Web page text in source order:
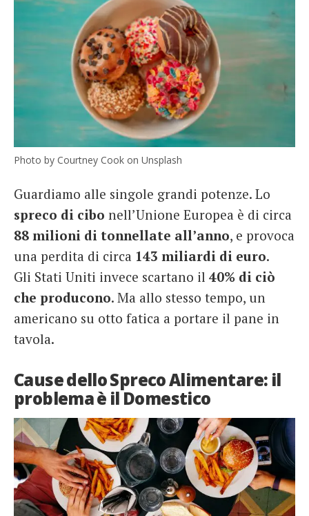
Photo by Courtney Cook on Unsplash
Guardiamo alle singole grandi potenze. Lo
spreco di cibo nell’Unione Europea è di circa
88 milioni di tonnellate all’anno, e provoca
una perdita di circa 143 miliardi di euro.
Gli Stati Uniti invece scartano il 40% di ciò
che producono. Ma allo stesso tempo, un
americano su otto fatica a portare il pane in
tavola.
Cause dello Spreco Alimentare: il
problema è il Domestico